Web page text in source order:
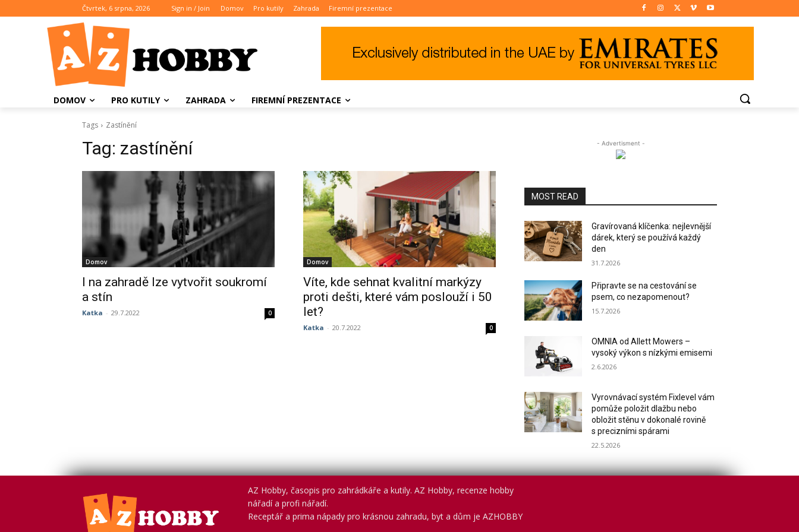
Čtvrtek, 6 srpna, 2026 Sign in / Join Domov Pro kutily Zahrada Firemní prezentace
DOMOV PRO KUTILY ZAHRADA FIREMNÍ PREZENTACE
Tags Zastínění
Tag: zastínění
Domov
I na zahradě lze vytvořit soukromí
a stín
Katka - 29.7.2022 0
Domov
Víte, kde sehnat kvalitní markýzy
proti dešti, které vám poslouží i 50
let?
Katka - 20.7.2022 0
- Advertisment -
MOST READ
Gravírovaná klíčenka: nejlevnější
dárek, který se používá každý
den
31.7.2026
Připravte se na cestování se
psem, co nezapomenout?
15.7.2026
OMNIA od Allett Mowers –
vysoký výkon s nízkými emisemi
2.6.2026
Vyrovnávací systém Fixlevel vám
pomůže položit dlažbu nebo
obložit stěnu v dokonalé rovině
s precizními spárami
22.5.2026
AZ Hobby, časopis pro zahrádkáře a kutily. AZ Hobby, recenze hobby
nářadí a profi nářadí.
Receptář a prima nápady pro krásnou zahradu, byt a dům je AZHOBBY